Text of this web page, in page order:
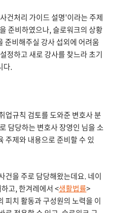
건처리 가이드 설명'이라는 주제
준비하였으나, 슬로워크의 상황
준비해주실 강사 섭외에 어려움
정하고 새로 강사를 찾느라 초기
다.
업규칙 검토를 도와준 변호사 분
담당하는 변호사 장영인 님을 소
주제와 내용으로 준비할 수 있
건을 주로 담당해왔는데요. 네이
고, 한겨레에서 <생활법률>
피치 활동과 구성원의 노력을 이